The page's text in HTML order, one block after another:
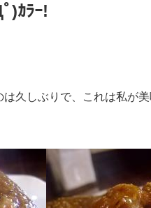
)ｶﾗｰ!
久しぶりで、これは私が